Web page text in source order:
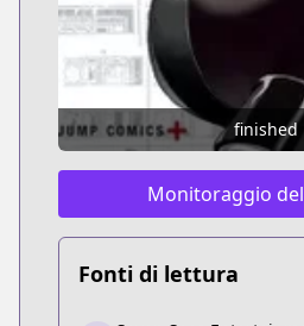
finished
Monitoraggio
Fonti di lettura